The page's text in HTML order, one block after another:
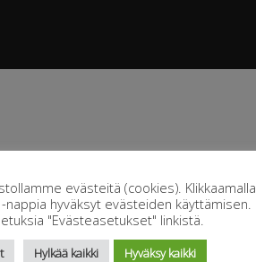
evästeitä (cookies). Klikkaamalla
-nappia hyväksyt evästeiden käyttämisen.
"Evästeasetukset" linkistä.
Hylkää kaikki Hyväksy kaikki